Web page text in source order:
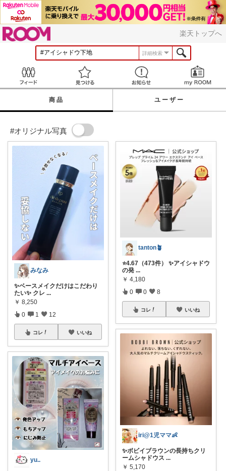
楽天トップへ
詳細検索
見つける お知らせ
商品 ユーザー
#オリジナル写真
みなみ
✨ベースメイクだけはこだわり
たい✨ クレ ...
￥ 8,250
0 1 12
コレ いいね
yu..
tanton🪴
⭐4.67（473件） ✨アイシャドウ
の発 ...
￥ 4,180
0 0 8
コレ いいね
iri@1児ママ👶
✨ボビイブラウンの長持ちクリ
ームシャドウス ...
￥ 5,170